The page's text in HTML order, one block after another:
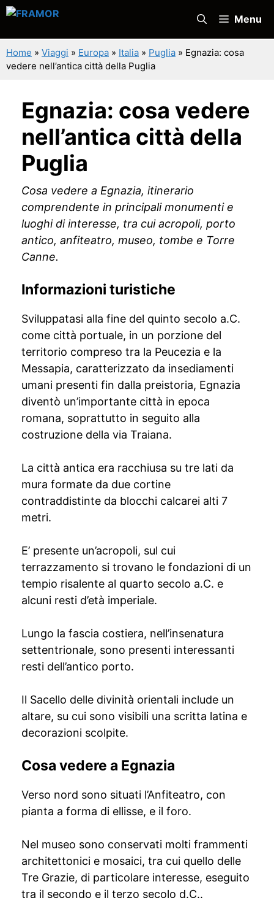
Vai
contenuto
Menu
Home » Viaggi » Europa » Italia » Puglia » Egnazia: cosa
vedere nell’antica città della Puglia
Egnazia: cosa vedere
nell’antica città della
Puglia
Cosa vedere a Egnazia, itinerario
comprendente in principali monumenti e
luoghi di interesse, tra cui acropoli, porto
antico, anfiteatro, museo, tombe e Torre
Canne.
Informazioni turistiche
Sviluppatasi alla fine del quinto secolo a.C.
come città portuale, in un porzione del
territorio compreso tra la Peucezia e la
Messapia, caratterizzato da insediamenti
umani presenti fin dalla preistoria, Egnazia
diventò un’importante città in epoca
romana, soprattutto in seguito alla
costruzione della via Traiana.
La città antica era racchiusa su tre lati da
mura formate da due cortine
contraddistinte da blocchi calcarei alti 7
metri.
E’ presente un’acropoli, sul cui
terrazzamento si trovano le fondazioni di un
tempio risalente al quarto secolo a.C. e
alcuni resti d’età imperiale.
Lungo la fascia costiera, nell’insenatura
settentrionale, sono presenti interessanti
resti dell’antico porto.
Il Sacello delle divinità orientali include un
altare, su cui sono visibili una scritta latina e
decorazioni scolpite.
Cosa vedere a Egnazia
Verso nord sono situati l’Anfiteatro, con
pianta a forma di ellisse, e il foro.
Nel museo sono conservati molti frammenti
architettonici e mosaici, tra cui quello delle
Tre Grazie, di particolare interesse, eseguito
tra il secondo e il terzo secolo d.C..